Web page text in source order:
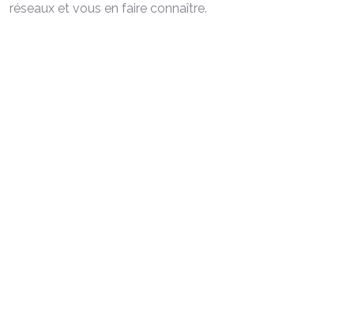
réseaux et vous en faire connaître.